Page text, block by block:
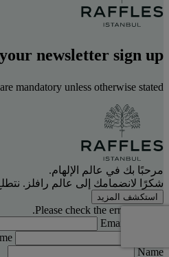
newsletter sign up
mandatory unless otherwise stated.
مرحبًا بك في عالم الإلهام.
شكرًا لانضمامك إلى عالم رافلز.
استكشف المزيد
Please check the errors below.
Email Address
Name